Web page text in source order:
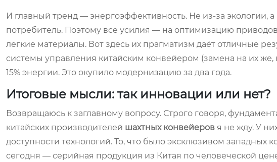
И главный тренд — энергоэффективность. Не из-за экологии,
потребитель. Поэтому все усилия — на оптимизацию
легкие материалы. Вот здесь их прагматизм даёт отличные
системы управления китайским конвейером (замена на их
15% энергии. Это окупило модернизацию за два года.
Итоговые мысли: так инновации или нет?
Возвращаюсь к заглавному вопросу. Строго говоря,
китайских производителей шахтных конвейеров я не жду. У
доступности технологий. То, что было эксклюзивом западных
сегодня — серийная продукция из Китая по человеческой